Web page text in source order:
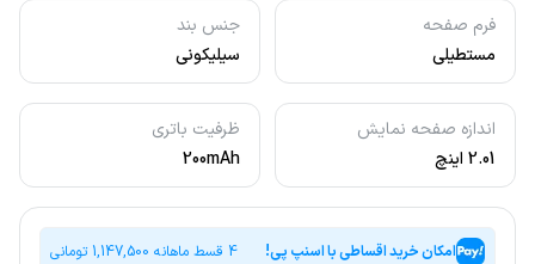
فرم صفحه
مستطیلی
جنس بند
سیلیکونی
اندازه صفحه نمایش
2.01 اینچ
ظرفیت باتری
200mAh
امکان خرید اقساطی با اسنپ پی! 4 قسط ماهانه 1,147,500 تومانی